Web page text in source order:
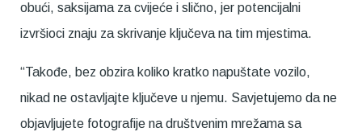
obući, saksijama za cvijeće i slično, jer potencijalni
izvršioci znaju za skrivanje ključeva na tim mjestima.
“Takođe, bez obzira koliko kratko napuštate vozilo,
nikad ne ostavljajte ključeve u njemu. Savjetujemo da ne
objavljujete fotografije na društvenim mrežama sa